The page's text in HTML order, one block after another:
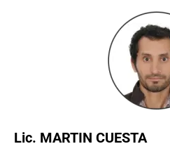
Lic. MARTIN CUESTA